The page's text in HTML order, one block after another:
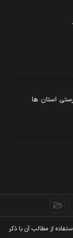
استان ها
از مطالب آن با ذکر